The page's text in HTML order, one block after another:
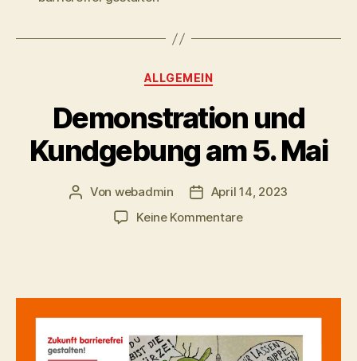
Kategorien
ALLGEMEIN
Demonstration und
Kundgebung am 5. Mai
Beitragsautor
Von webadmin Beitragsdatum
April 14, 2023
Keine Kommentarezu
Mai